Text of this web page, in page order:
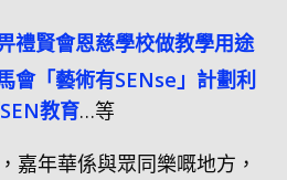
禮賢會恩慈學校做教學用途
會「藝術有SENse」計劃利
教育…等
嘉年華係與眾同樂嘅地方，